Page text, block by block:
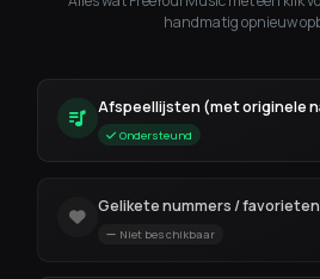
handmatig opnieuw
Afspeellijsten (met originele
Ondersteund
Gelikete nummers / favorieten
Niet beschikbaar